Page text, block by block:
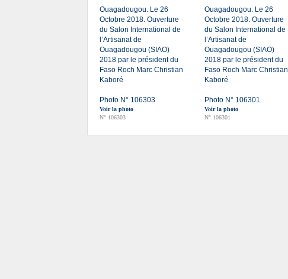
Ouagadougou. Le 26
Octobre 2018. Ouverture
du Salon International de
l’Artisanat de
Ouagadougou (SIAO)
2018 par le président du
Faso Roch Marc Christian
Kaboré
Photo N° 106303
Voir la photo
N° 106303
Ouagadougou. Le 26
Octobre 2018. Ouverture
du Salon International de
l’Artisanat de
Ouagadougou (SIAO)
2018 par le président du
Faso Roch Marc Christian
Kaboré
Photo N° 106301
Voir la photo
N° 106301